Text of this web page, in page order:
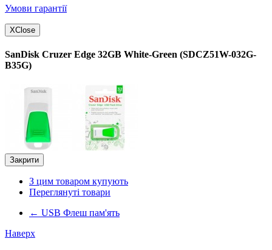
Умови гарантії
XClose
SanDisk Cruzer Edge 32GB White-Green (SDCZ51W-032G-
B35G)
Закрити
З цим товаром купують
Переглянуті товари
← USB Флеш пам'ять
Наверх